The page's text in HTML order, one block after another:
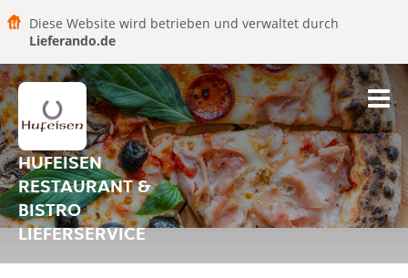
Diese Website wird betrieben und verwaltet durch
Lieferando.de
HUFEISEN
RESTAURANT &
BISTRO
LIEFERSERVICE